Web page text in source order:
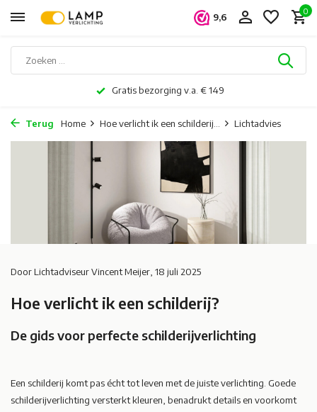
9,6
0
Al 20 jaar dé lichtspecialist in Nederland & België
Terug Home Hoe verlicht ik een schilderij... Lichtadvies
DoorLichtadviseur Vincent Meijer , 18 juli 2025
Hoe verlicht ik een schilderij?
De gids voor perfecte schilderijverlichting
Een schilderij komt pas écht tot leven met de juiste verlichting. Goede
schilderijverlichting versterkt kleuren, benadrukt details en voorkomt